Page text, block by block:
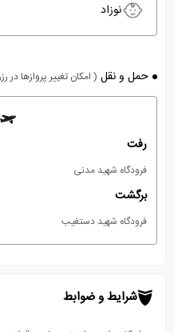
نوزاد
حمل و نقل ( امکان تغییر پروازها
رفت
فرودگاه شهید مدنی
برگشت
فرودگاه شهید دستغیب
شرایط و ضوابط